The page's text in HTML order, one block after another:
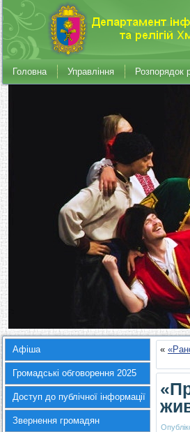
Головна Управління Розпорядок
Афіша
Громадські обговорення 2025
Доступ до публічної інформації
Звернення громадян
«